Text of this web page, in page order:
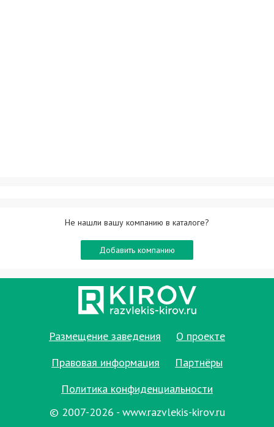
Не нашли вашу компанию в каталоге?
Добавить компанию
Размещение заведения
О проекте
Правовая информация
Партнёры
Политика конфиденциальности
© 2007-2026 - www.razvlekis-kirov.ru